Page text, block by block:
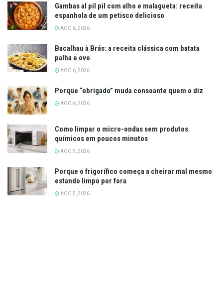
Gambas al pil pil com alho e malagueta: receita
espanhola de um petisco delicioso
AGO 6, 2026
Bacalhau à Brás: a receita clássica com batata
palha e ovo
AGO 6, 2026
Porque “obrigado” muda consoante quem o diz
AGO 6, 2026
Como limpar o micro-ondas sem produtos
químicos em poucos minutos
AGO 5, 2026
Porque o frigorífico começa a cheirar mal mesmo
estando limpo por fora
AGO 5, 2026